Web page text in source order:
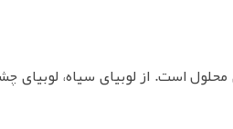
است. از لوبیای سیاه، لوبیای